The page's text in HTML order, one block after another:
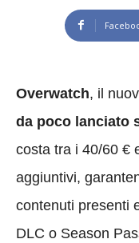
Overwatch, il
da poco lanciato
costa tra i 40/60 €
aggiuntivi,
contenuti presenti
DLC o Season